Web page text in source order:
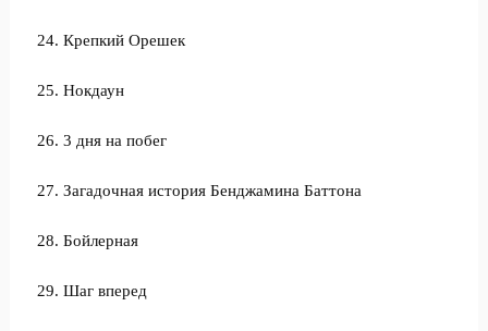
24. Крепкий Орешек
25. Нокдаун
26. 3 дня на побег
27. Загадочная история Бенджамина Баттона
28. Бойлерная
29. Шаг вперед